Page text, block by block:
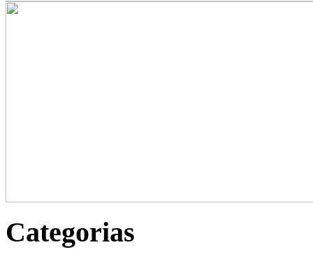
Categorias